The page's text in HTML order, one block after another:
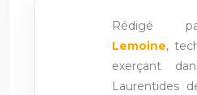
Rédigé
Lemoine,
exerçant
Laurentides